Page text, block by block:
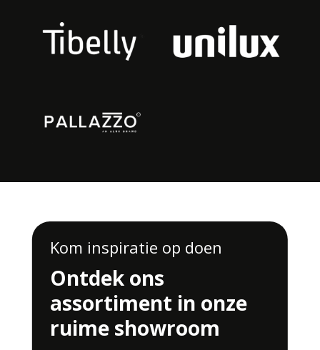
Kom inspiratie op doen
Ontdek ons
assortiment in onze
ruime showroom